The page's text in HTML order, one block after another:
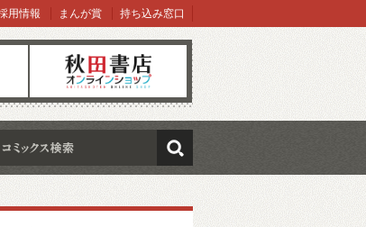
オンラインショップ
用情報 まんが賞 持ち込み窓口
検索